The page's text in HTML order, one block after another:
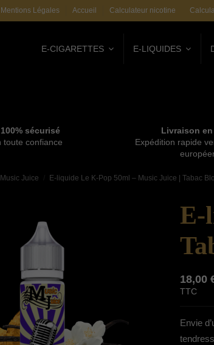
Mentions Légales Accueil Calculateur nicotine
E-CIGARETTES E-LIQUIDES
sécurisé
toute confiance
Livraison
Expédition rapide
Music Juice E-liquide Le K-Pop 50ml – Music Juice | Tabac
E-
18,00
TTC
Envie